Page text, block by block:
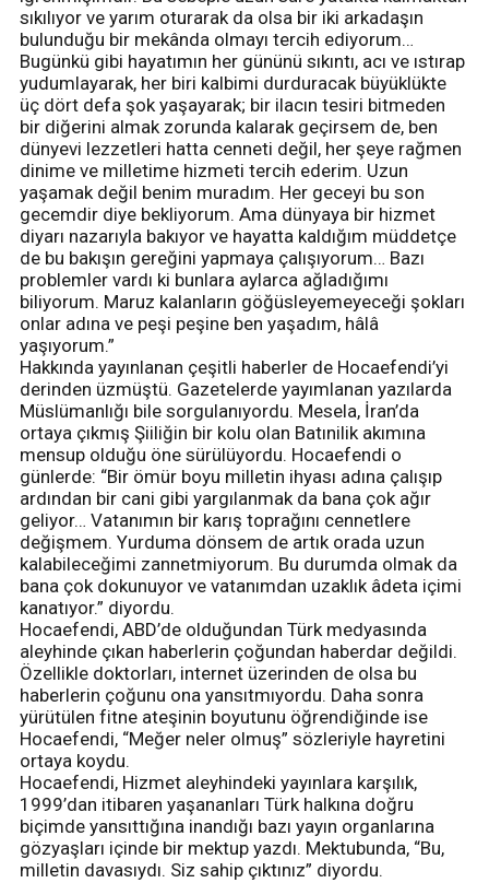
sıkılıyor ve yarım oturarak da olsa bir iki arkadaşın
bulunduğu bir mekânda olmayı tercih ediyorum…
Bugünkü gibi hayatımın her gününü sıkıntı, acı ve ıstırap
yudumlayarak, her biri kalbimi durduracak büyüklükte
üç dört defa şok yaşayarak; bir ilacın tesiri bitmeden
bir diğerini almak zorunda kalarak geçirsem de, ben
dünyevi lezzetleri hatta cenneti değil, her şeye rağmen
dinime ve milletime hizmeti tercih ederim. Uzun
yaşamak değil benim muradım. Her geceyi bu son
gecemdir diye bekliyorum. Ama dünyaya bir hizmet
diyarı nazarıyla bakıyor ve hayatta kaldığım müddetçe
de bu bakışın gereğini yapmaya çalışıyorum… Bazı
problemler vardı ki bunlara aylarca ağladığımı
biliyorum. Maruz kalanların göğüsleyemeyeceği şokları
onlar adına ve peşi peşine ben yaşadım, hâlâ
yaşıyorum.”
Hakkında yayınlanan çeşitli haberler de Hocaefendi’yi
derinden üzmüştü. Gazetelerde yayımlanan yazılarda
Müslümanlığı bile sorgulanıyordu. Mesela, İran’da
ortaya çıkmış Şiiliğin bir kolu olan Batınilik akımına
mensup olduğu öne sürülüyordu. Hocaefendi o
günlerde: “Bir ömür boyu milletin ihyası adına çalışıp
ardından bir cani gibi yargılanmak da bana çok ağır
geliyor… Vatanımın bir karış toprağını cennetlere
değişmem. Yurduma dönsem de artık orada uzun
kalabileceğimi zannetmiyorum. Bu durumda olmak da
bana çok dokunuyor ve vatanımdan uzaklık âdeta içimi
kanatıyor.” diyordu.
Hocaefendi, ABD’de olduğundan Türk medyasında
aleyhinde çıkan haberlerin çoğundan haberdar değildi.
Özellikle doktorları, internet üzerinden de olsa bu
haberlerin çoğunu ona yansıtmıyordu. Daha sonra
yürütülen fitne ateşinin boyutunu öğrendiğinde ise
Hocaefendi, “Meğer neler olmuş” sözleriyle hayretini
ortaya koydu.
Hocaefendi, Hizmet aleyhindeki yayınlara karşılık,
1999’dan itibaren yaşananları Türk halkına doğru
biçimde yansıttığına inandığı bazı yayın organlarına
gözyaşları içinde bir mektup yazdı. Mektubunda, “Bu,
milletin davasıydı. Siz sahip çıktınız” diyordu.